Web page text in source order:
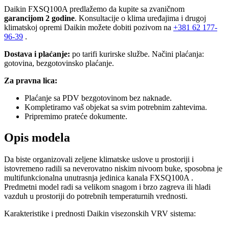
Daikin FXSQ100A predlažemo da kupite sa zvaničnom
garancijom 2 godine. Konsultacije o klima uređajima i drugoj
klimatskoj opremi Daikin možete dobiti pozivom na +381 62 177-
96-39 .
Dostava i plaćanje: po tarifi kurirske službe. Načini plaćanja:
gotovina, bezgotovinsko plaćanje.
Za pravna lica:
Plaćanje sa PDV bezgotovinom bez naknade.
Kompletiramo vaš objekat sa svim potrebnim zahtevima.
Pripremimo prateće dokumente.
Opis modela
Da biste organizovali zeljene klimatske uslove u prostoriji i
istovremeno radili sa neverovatno niskim nivoom buke, sposobna je
multifunkcionalna unutrasnja jedinica kanala FXSQ100A .
Predmetni model radi sa velikom snagom i brzo zagreva ili hladi
vazduh u prostoriji do potrebnih temperaturnih vrednosti.
Karakteristike i prednosti Daikin visezonskih VRV sistema: